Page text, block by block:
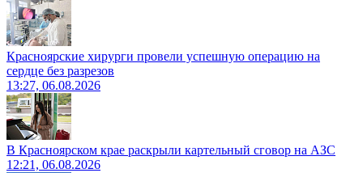
Красноярские хирурги провели успешную операцию на
сердце без разрезов
13:27, 06.08.2026
В Красноярском крае раскрыли картельный сговор на АЗС
12:21, 06.08.2026